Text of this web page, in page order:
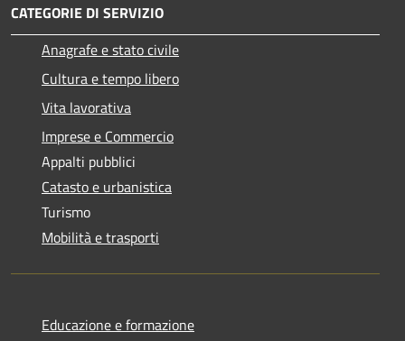
CATEGORIE DI SERVIZIO
Anagrafe e stato civile
Cultura e tempo libero
Vita lavorativa
Imprese e Commercio
Appalti pubblici
Catasto e urbanistica
Turismo
Mobilità e trasporti
Educazione e formazione